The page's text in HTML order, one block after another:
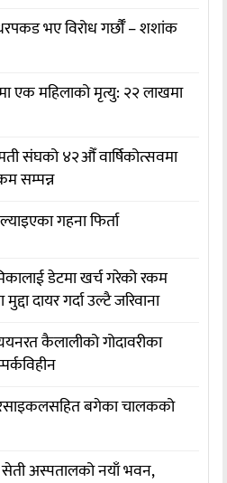
भए विरोध गर्छौँं – शशांक
एक महिलाको मृत्यु: २२ लाखमा
संघको ४२औँ वार्षिकोत्सवमा
सम्पन्न
गहना फिर्ता
डेटमा खर्च गरेको रकम
दायर गर्दा उल्टै जरिवाना
कैलालीको गोदावरीका
बगेका चालकको
सेती अस्पतालको नयाँ भवन,